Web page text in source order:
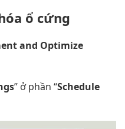
ổ cứng
and Optimize
” ở phần “Schedule